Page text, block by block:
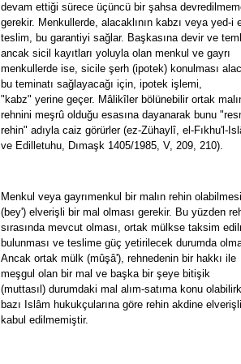
devam ettiği sürece üçüncü bir şahsa
gerekir. Menkullerde, alacaklının kabzı veya yed-i
teslim, bu garantiyi sağlar. Başkasına devir ve
ancak sicil kayıtları yoluyla olan menkul ve gayrı
menkullerde ise, sicile şerh (ipotek) konulması
bu teminatı sağlayacağı için, ipotek işlemi,
"kabz" yerine geçer. Mâlikîler bölünebilir ortak
rehnini meşrû olduğu esasına dayanarak bunu
rehin" adıyla caiz görürler (ez-Zühaylî, el-Fıkhu'l-
ve Edilletuhu, Dımaşk 1405/1985, V, 209, 210).
Menkul veya gayrımenkul bir malın rehin
(bey') elverişli bir mal olması gerekir. Bu yüzden
sırasında mevcut olması, ortak mülkse taksim
bulunması ve teslime güç yetirilecek durumda
Ancak ortak mülk (mûşâ'), rehnedenin bir hakkı ile
meşgul olan bir mal ve başka bir şeye bitişik
(muttasıl) durumdaki mal alım-satıma konu
bazı Islâm hukukçularına göre rehin akdine elverişli
kabul edilmemiştir.